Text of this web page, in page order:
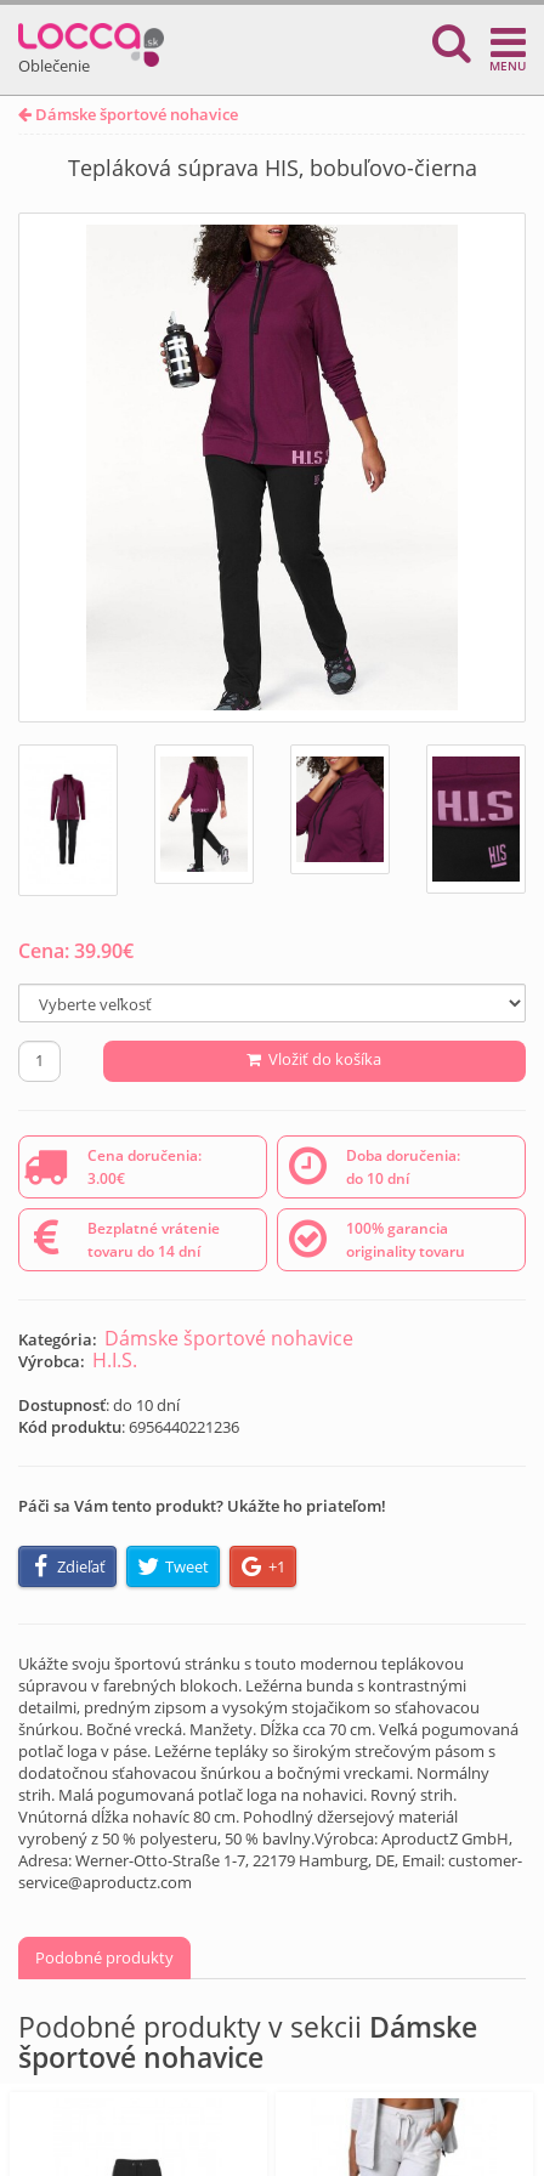
Oblečenie MENU
Dámske športové nohavice
Tepláková súprava HIS, bobuľovo-čierna
Cena:39.90€
Vložiť do košíka
Cena doručenia:
3.00€
Doba doručenia:
do 10 dní
Bezplatné vrátenie
tovaru do 14 dní
100% garancia
originality tovaru
Kategória: Dámske športové nohavice
Výrobca: H.I.S.
Dostupnosť: do 10 dní
Kód produktu:6956440221236
Páči sa Vám tento produkt? Ukážte ho priateľom!
Zdieľať Tweet +1
Ukážte svoju športovú stránku s touto modernou teplákovou
súpravou v farebných blokoch. Ležérna bunda s kontrastnými
detailmi, predným zipsom a vysokým stojačikom so sťahovacou
šnúrkou. Bočné vrecká. Manžety. Dĺžka cca 70 cm. Veľká pogumovaná
potlač loga v páse. Ležérne tepláky so širokým strečovým pásom s
dodatočnou sťahovacou šnúrkou a bočnými vreckami. Normálny
strih. Malá pogumovaná potlač loga na nohavici. Rovný strih.
Vnútorná dĺžka nohavíc 80 cm. Pohodlný džersejový materiál
vyrobený z 50 % polyesteru, 50 % bavlny.Výrobca: AproductZ GmbH,
Adresa: Werner-Otto-Straße 1-7, 22179 Hamburg, DE, Email: customer-
service@aproductz.com
Podobné produkty
Podobné produkty v sekcii Dámske
športové nohavice